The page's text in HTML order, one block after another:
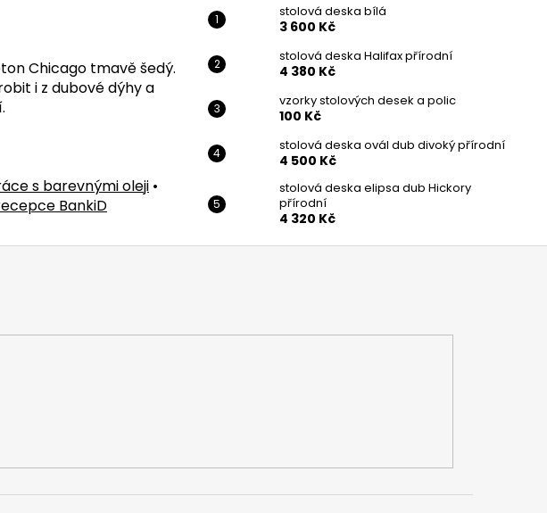
Chicago tmavě šedý.
i z dubové dýhy a
s barevnými oleji •
BankiD
stolová deska bílá
3 600 Kč
stolová deska Halifax přírodní
4 380 Kč
vzorky stolových desek a polic
100 Kč
stolová deska ovál dub divoký přírodní
4 500 Kč
stolová deska elipsa dub Hickory
přírodní
4 320 Kč